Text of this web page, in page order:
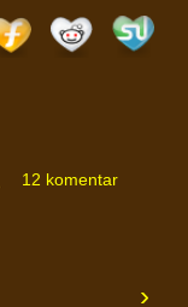
12 komentar
›